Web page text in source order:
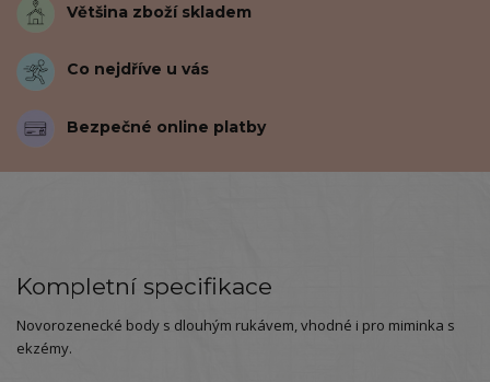
Většina zboží skladem
Co nejdříve u vás
Bezpečné online platby
Kompletní specifikace
Novorozenecké body s dlouhým rukávem, vhodné i pro miminka s
ekzémy.